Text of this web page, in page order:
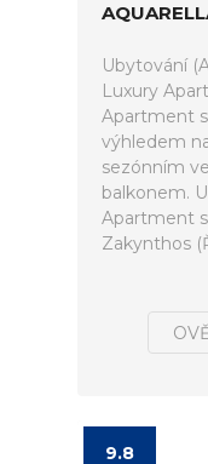
Ubytování
Luxury
Apartment
výhledem
sezónním
balkonem.
Apartment
Zakynthos
9.8